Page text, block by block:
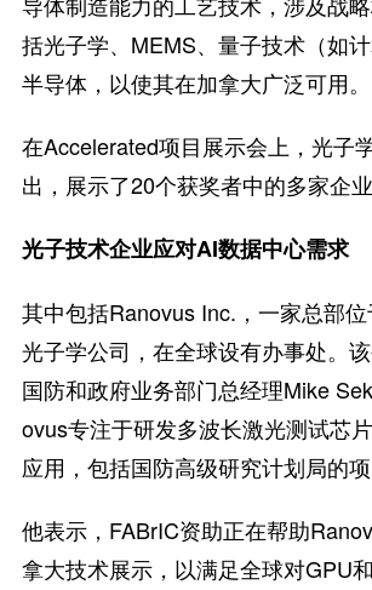
括光子学、MEMS、量子技术（如
半导体，以使其在加拿大广泛可用。
在Accelerated项目展示会上，光子
出，展示了20个获奖者中的多家企业
光子技术企业应对AI数据中心需求
其中包括Ranovus Inc.，一家总部
光子学公司，在全球设有办事处。
国防和政府业务部门总经理Mike
ovus专注于研发多波长激光测试芯
应用，包括国防高级研究计划局的项
他表示，FABrIC资助正在帮助
拿大技术展示，以满足全球对GPU